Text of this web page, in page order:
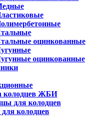
оцинкованные
оцинкованные
колодцев ЖБИ
для колодцев
колодцев